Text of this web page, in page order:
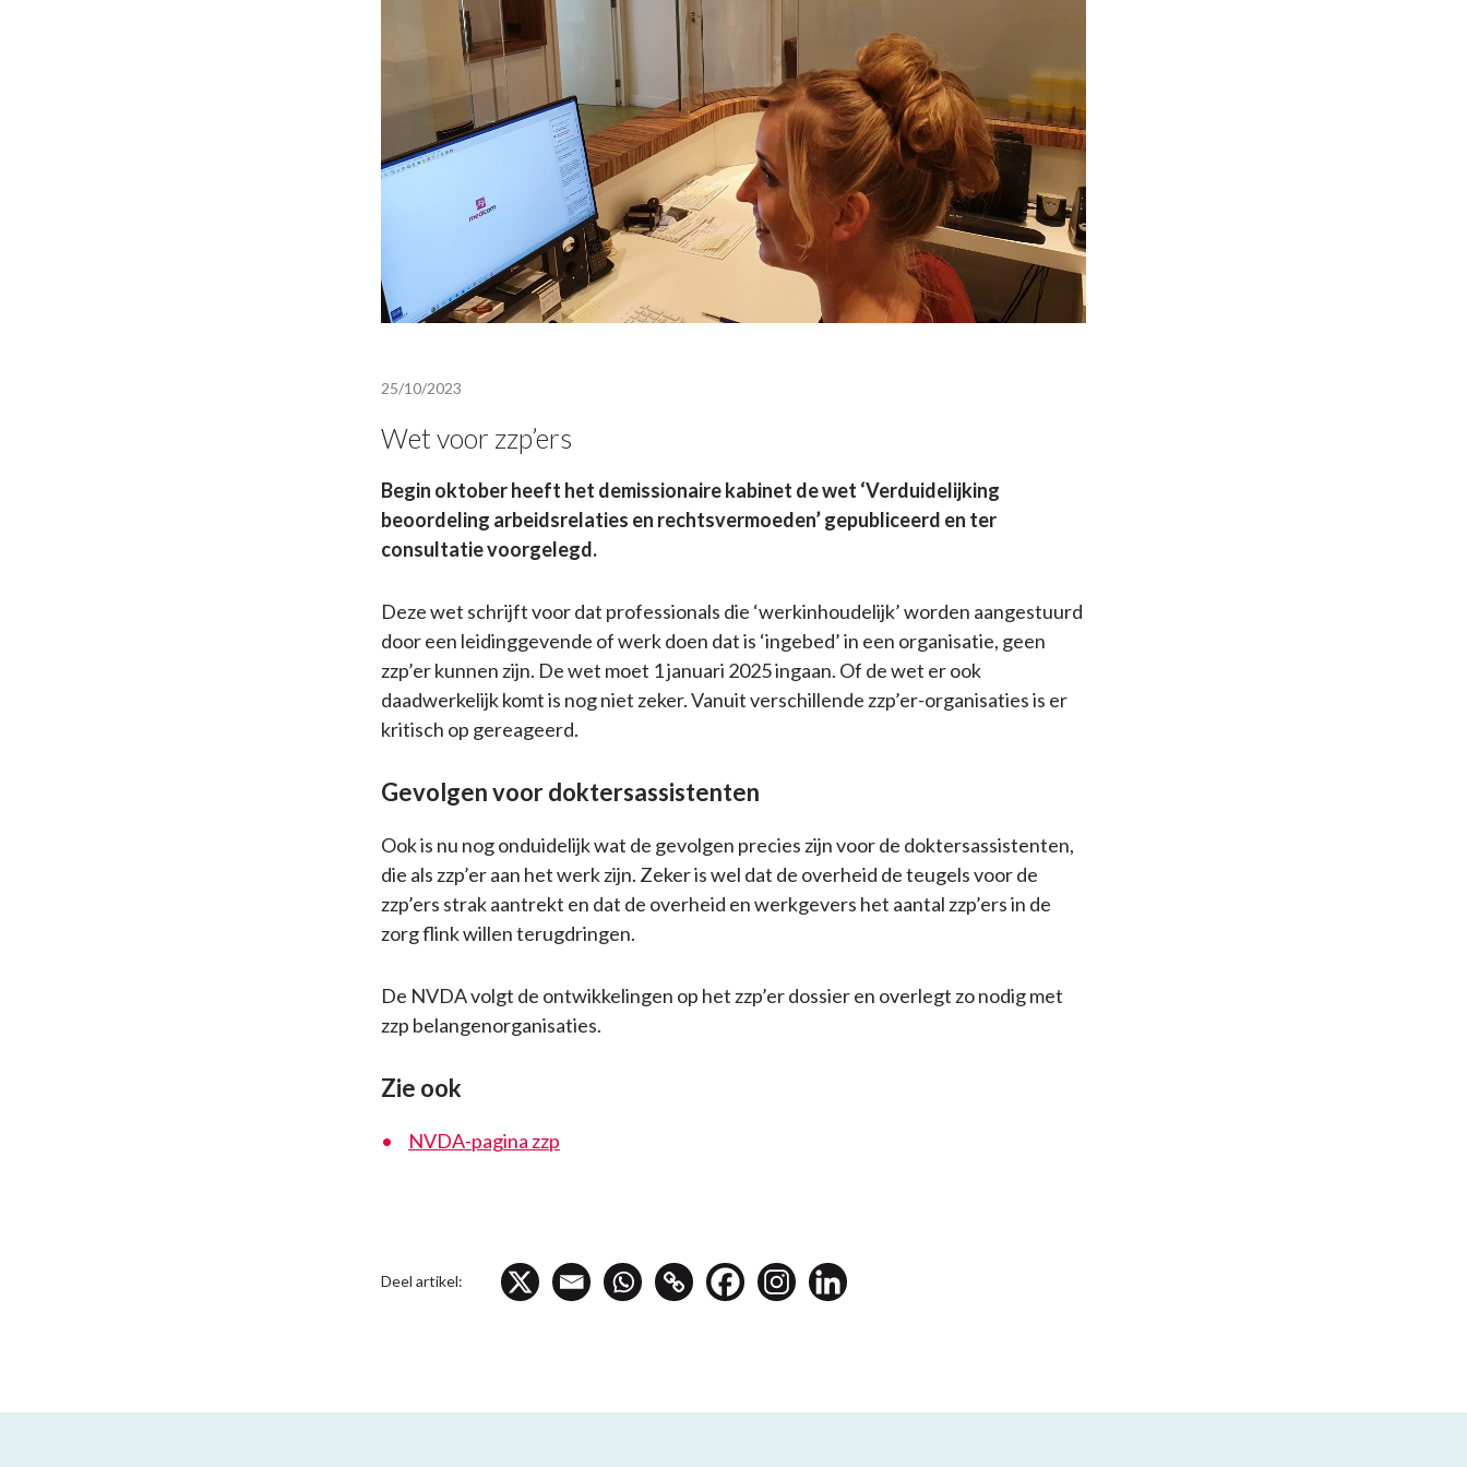
25/10/2023
Wet voor zzp’ers
Begin oktober heeft het demissionaire kabinet de wet ‘Verduidelijking
beoordeling arbeidsrelaties en rechtsvermoeden’ gepubliceerd en ter
consultatie voorgelegd.
Deze wet schrijft voor dat professionals die ‘werkinhoudelijk’ worden aangestuurd
door een leidinggevende of werk doen dat is ‘ingebed’ in een organisatie, geen
zzp’er kunnen zijn. De wet moet 1 januari 2025 ingaan. Of de wet er ook
daadwerkelijk komt is nog niet zeker. Vanuit verschillende zzp’er-organisaties is er
kritisch op gereageerd.
Gevolgen voor doktersassistenten
Ook is nu nog onduidelijk wat de gevolgen precies zijn voor de doktersassistenten,
die als zzp’er aan het werk zijn. Zeker is wel dat de overheid de teugels voor de
zzp’ers strak aantrekt en dat de overheid en werkgevers het aantal zzp’ers in de
zorg flink willen terugdringen.
De NVDA volgt de ontwikkelingen op het zzp’er dossier en overlegt zo nodig met
zzp belangenorganisaties.
Zie ook
NVDA-pagina zzp
Deel artikel: